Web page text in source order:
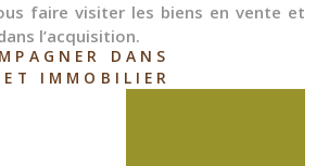
faire visiter les biens en vente et
l’acquisition.
un joyau caché au cœur du Cher,
résonne d'histoires anciennes et
DANS
IMMOBILIER